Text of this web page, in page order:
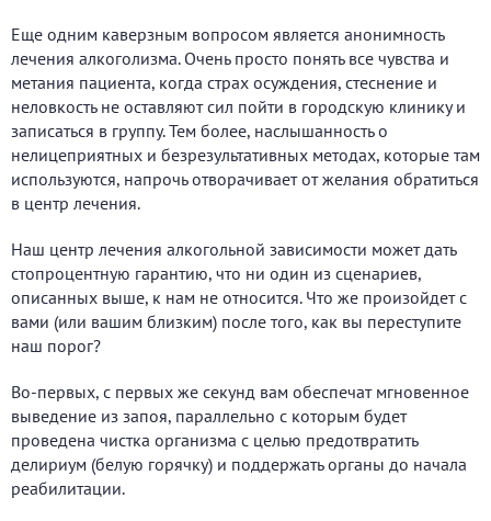
Еще одним каверзным вопросом является анонимность
лечения алкоголизма. Очень просто понять все чувства и
метания пациента, когда страх осуждения, стеснение и
неловкость не оставляют сил пойти в городскую клинику и
записаться в группу. Тем более, наслышанность о
нелицеприятных и безрезультативных методах, которые там
используются, напрочь отворачивает от желания обратиться
в центр лечения.
Наш центр лечения алкогольной зависимости может дать
стопроцентную гарантию, что ни один из сценариев,
описанных выше, к нам не относится. Что же произойдет с
вами (или вашим близким) после того, как вы переступите
наш порог?
Во-первых, с первых же секунд вам обеспечат мгновенное
выведение из запоя, параллельно с которым будет
проведена чистка организма с целью предотвратить
делириум (белую горячку) и поддержать органы до начала
реабилитации.